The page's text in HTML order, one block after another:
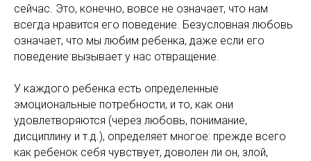
сейчас. Это, конечно, вовсе не означает, что нам
всегда нравится его поведение. Безусловная любовь
означает, что мы любим ребенка, даже если его
поведение вызывает у нас отвращение.
У каждого ребенка есть определенные
эмоциональные потребности, и то, как они
удовлетворяются (через любовь, понимание,
дисциплину и т.д.), определяет многое: прежде всего
как ребенок себя чувствует, доволен ли он, злой,